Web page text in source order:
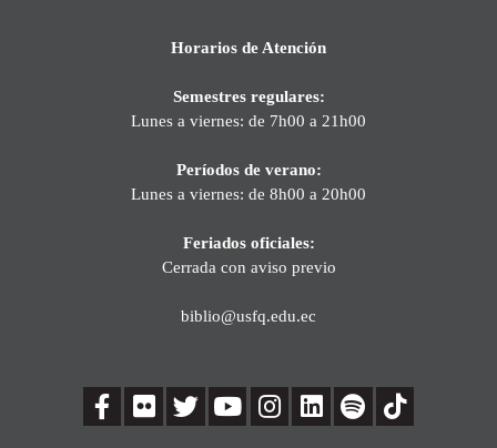
Horarios de Atención
Semestres regulares:
Lunes a viernes: de 7h00 a 21h00
Períodos de verano:
Lunes a viernes: de 8h00 a 20h00
Feriados oficiales:
Cerrada con aviso previo
biblio@usfq.edu.ec